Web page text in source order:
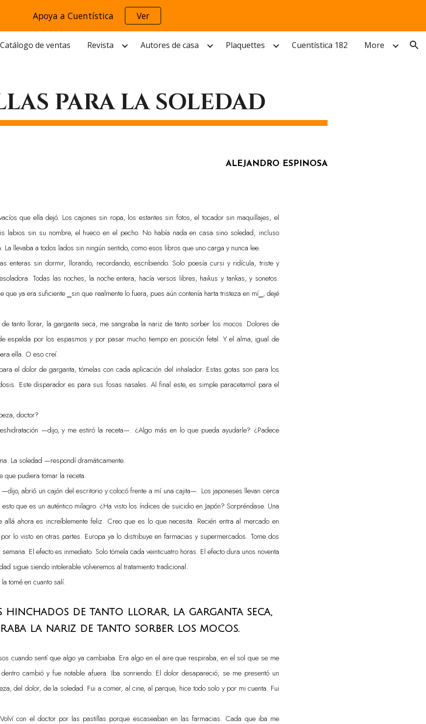
main contentApoya a Cuentística Ver
Catálogo de ventas Revista Autores de casa Plaquettes Cuentística 182 More
PARA LA SOLEDAD
ALEJANDRO ESPINOSA
que ella dejó. Los cajones sin ropa, los estantes sin fotos, el tocador sin maquillajes, el
labios sin su nombre, el hueco en el pecho. No había nada en casa sino soledad; incluso
La llevaba a todos lados sin ningún sentido, como esos libros que uno carga y nunca lee.
enteras sin dormir, llorando, recordando, escribiendo. Solo poesía cursi y ridícula, triste y
Todas las noches, la noche entera, hacía versos libres, haikus y tankas, y sonetos.
que ya era suficiente ⎯sin que realmente lo fuera, pues aún contenía harta tristeza en mí⎯, dejé
de tanto llorar, la garganta seca, me sangraba la nariz de tanto sorber los mocos. Dolores de
espalda por los espasmos y por pasar mucho tiempo en posición fetal. Y el alma, igual de
ella. O eso creí.
el dolor de garganta, tómelas con cada aplicación del inhalador. Estas gotas son para los
Este disparador es para sus fosas nasales. Al final este, es simple paracetamol para el
doctor?
—dijo, y me estiró la receta—. ¿Algo más en lo que pueda ayudarle? ¿Padece
La soledad —respondí dramáticamente.
que pudiera tomar la receta.
abrió un cajón del escritorio y colocó frente a mí una cajita—. Los japoneses llevan cerca
que es un auténtico milagro. ¿Ha visto los índices de suicidio en Japón? Sorpréndase. Una
allá ahora es increíblemente feliz. Creo que es lo que necesita. Recién entra al mercado en
lo visto en otras partes. Europa ya lo distribuye en farmacias y supermercados. Tome dos
El efecto es inmediato. Solo tómela cada veinticuatro horas. El efecto dura unos noventa
sigue siendo intolerable volveremos al tratamiento tradicional.
tomé en cuanto salí.
hinchados de tanto llorar, la garganta seca,
la nariz de tanto sorber los mocos.
cuando sentí que algo ya cambiaba. Era algo en el aire que respiraba, en el sol que se me
cambió y fue notable afuera. Iba sonriendo. El dolor desapareció; se me presentó un
del dolor, de la soledad. Fui a comer, al cine, al parque, hice todo solo y por mi cuenta. Fui
con el doctor por las pastillas porque escaseaban en las farmacias. Cada que iba me